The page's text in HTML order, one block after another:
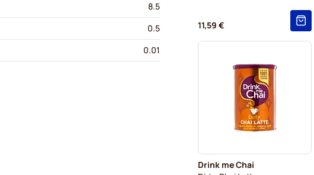
11,59 €
Drink me Chai
8.5
0.5
0.01